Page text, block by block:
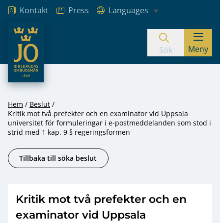
Hoppa till innehåll
Kontakt Press
Languages
JO – Riksdagens Ombudsmän
Sök Meny
Hem
Beslut
Kritik mot två prefekter och en examinator vid Uppsala
universitet för formuleringar i e-postmeddelanden som stod i
strid med 1 kap. 9 § regeringsformen
Tillbaka till söka beslut
Kritik mot två prefekter och en
examinator vid Uppsala